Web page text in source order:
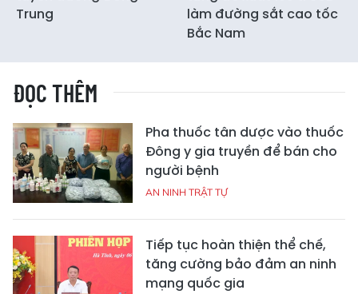
Trung
làm đường sắt cao tốc
Bắc Nam
ĐỌC THÊM
Pha thuốc tân dược vào thuốc
Đông y gia truyền để bán cho
người bệnh
AN NINH TRẬT TỰ
Tiếp tục hoàn thiện thể chế,
tăng cường bảo đảm an ninh
mạng quốc gia